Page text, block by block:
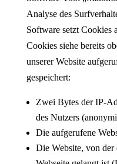
Analyse des
Software setzt Cookies
Cookies siehe bereits
unserer Website
gespeichert:
Zwei Bytes der IP-
des Nutzers
Die aufgerufene
Die Website, von